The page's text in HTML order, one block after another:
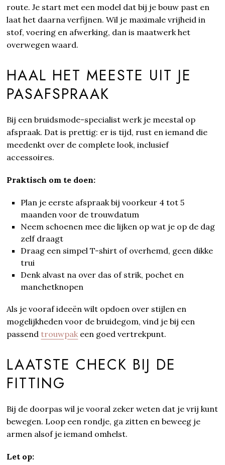
route. Je start met een model dat bij je bouw past en
laat het daarna verfijnen. Wil je maximale vrijheid in
stof, voering en afwerking, dan is maatwerk het
overwegen waard.
HAAL HET MEESTE UIT JE
PASAFSPRAAK
Bij een bruidsmode-specialist werk je meestal op
afspraak. Dat is prettig: er is tijd, rust en iemand die
meedenkt over de complete look, inclusief
accessoires.
Praktisch om te doen:
Plan je eerste afspraak bij voorkeur 4 tot 5
maanden voor de trouwdatum
Neem schoenen mee die lijken op wat je op de dag
zelf draagt
Draag een simpel T-shirt of overhemd, geen dikke
trui
Denk alvast na over das of strik, pochet en
manchetknopen
Als je vooraf ideeën wilt opdoen over stijlen en
mogelijkheden voor de bruidegom, vind je bij een
passend trouwpak een goed vertrekpunt.
LAATSTE CHECK BIJ DE
FITTING
Bij de doorpas wil je vooral zeker weten dat je vrij kunt
bewegen. Loop een rondje, ga zitten en beweeg je
armen alsof je iemand omhelst.
Let op: